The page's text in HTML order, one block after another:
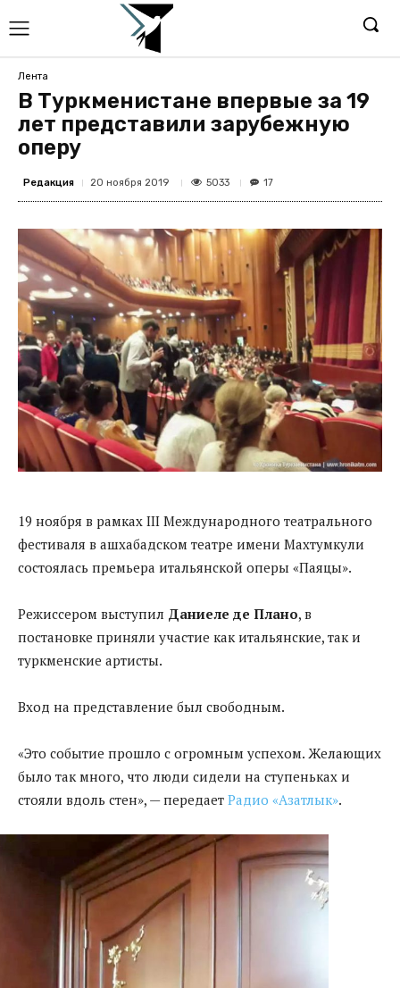
Лента
В Туркменистане впервые за 19
лет представили зарубежную
оперу
Редакция 20 ноября 2019 5033 17
19 ноября в рамках III Международного театрального
фестиваля в ашхабадском театре имени Махтумкули
состоялась премьера итальянской оперы «Паяцы».
Режиссером выступил Даниеле де Плано, в
постановке приняли участие как итальянские, так и
туркменские артисты.
Вход на представление был свободным.
«Это событие прошло с огромным успехом. Желающих
было так много, что люди сидели на ступеньках и
стояли вдоль стен», — передает Радио «Азатлык».